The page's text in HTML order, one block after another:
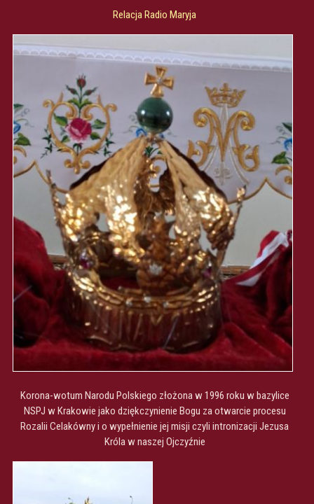
Relacja Radio Maryja
Korona-wotum Narodu Polskiego złożona w 1996 roku w bazylice
NSPJ w Krakowie jako dziękczynienie Bogu za otwarcie procesu
Rozalii Celakówny i o wypełnienie jej misji czyli intronizacji Jezusa
Króla w naszej Ojczyźnie